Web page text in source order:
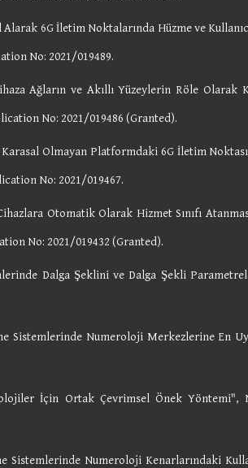
6G İletim Noktalarında Hüzme ve
No: 2021/019489.
Ağların ve Akıllı Yüzeylerin Röle Olarak
No: 2021/019486 (Granted).
Olmayan Platformdaki 6G İletim
No: 2021/019467.
Otomatik Olarak Hizmet Sınıfı
No: 2021/019432 (Granted).
Dalga Şeklini ve Dalga Şekli
Sistemlerinde Numeroloji Merkezlerine En
İçin Ortak Çevrimsel Önek
Numeroloji Kenarlarındaki